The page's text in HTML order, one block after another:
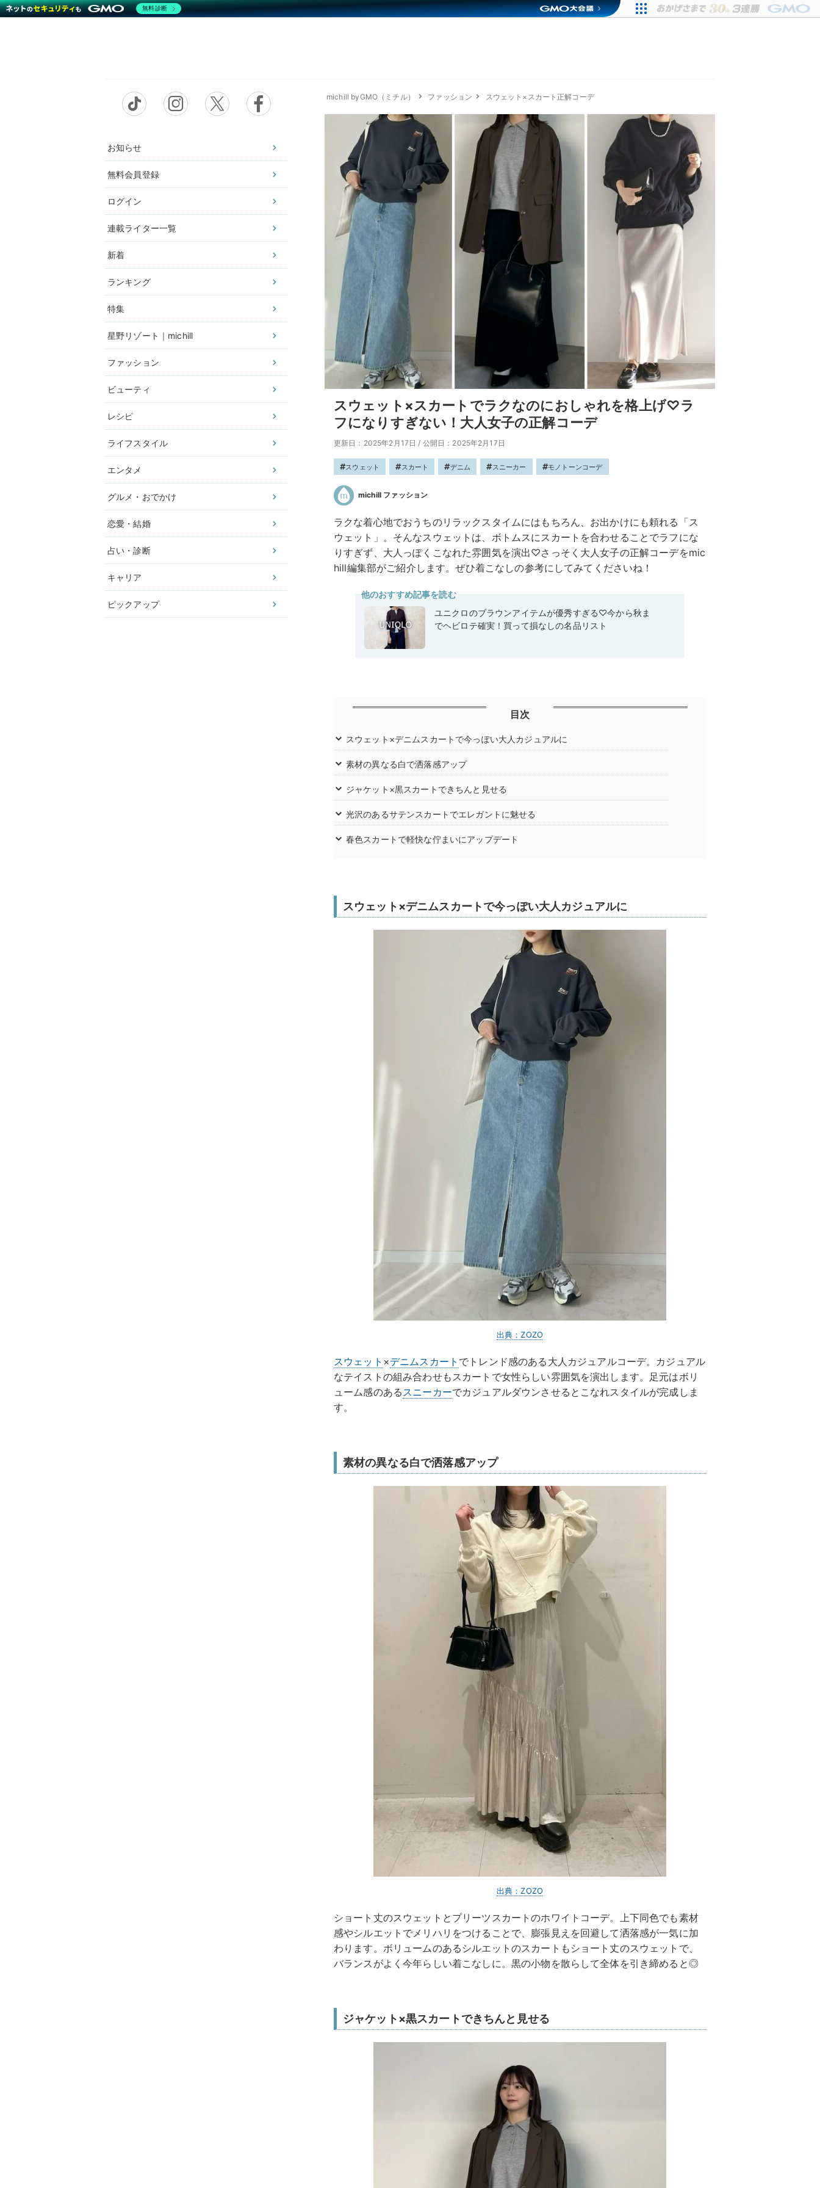
お知らせ
無料会員登録
ログイン
連載ライター一覧
新着
ランキング
特集
星野リゾート｜michill
ファッション
ビューティ
レシピ
ライフスタイル
エンタメ
グルメ・おでかけ
恋愛・結婚
占い・診断
キャリア
ピックアップ
michill byGMO（ミチル） ファッション スウェット×スカート正解コーデ
スウェット×スカートでラクなのにおしゃれを格上げ♡ラ
フになりすぎない！大人女子の正解コーデ
更新日：2025年2月17日 / 公開日：2025年2月17日
スウェット スカート デニム スニーカー モノトーンコーデ
michill ファッション
ラクな着心地でおうちのリラックスタイムにはもちろん、お出かけにも頼れる「ス
ウェット」。そんなスウェットは、ボトムスにスカートを合わせることでラフにな
りすぎず、大人っぽくこなれた雰囲気を演出♡さっそく大人女子の正解コーデをmic
hill編集部がご紹介します。ぜひ着こなしの参考にしてみてくださいね！
他のおすすめ記事を読む
ユニクロのブラウンアイテムが優秀すぎる♡今から秋ま
でヘビロテ確実！買って損なしの名品リスト
目次
スウェット×デニムスカートで今っぽい大人カジュアルに
素材の異なる白で洒落感アップ
ジャケット×黒スカートできちんと見せる
光沢のあるサテンスカートでエレガントに魅せる
春色スカートで軽快な佇まいにアップデート
スウェット×デニムスカートで今っぽい大人カジュアルに
出典：ZOZO
スウェット ×デニムスカート でトレンド感のある大人カジュアルコーデ。カジュアル
なテイストの組み合わせもスカートで女性らしい雰囲気を演出します。足元はボリ
ューム感のあるスニーカーでカジュアルダウンさせるとこなれスタイルが完成しま
す。
素材の異なる白で洒落感アップ
出典：ZOZO
ショート丈のスウェットとプリーツスカートのホワイトコーデ。上下同色でも素材
感やシルエットでメリハリをつけることで、膨張見えを回避して洒落感が一気に加
わります。ボリュームのあるシルエットのスカートもショート丈のスウェットで、
バランスがよく今年らしい着こなしに。黒の小物を散らして全体を引き締めると◎
ジャケット×黒スカートできちんと見せる
無料診断